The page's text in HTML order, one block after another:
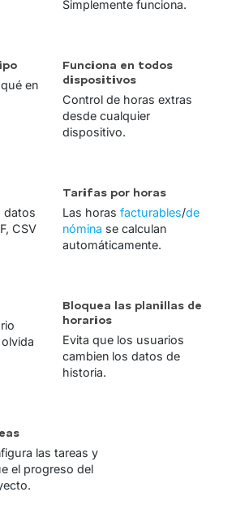
Simplemente funciona.
en
Funciona en todos
dispositivos
Control de horas extras
desde cualquier
dispositivo.
datos
CSV
Tarifas por horas
Las horasfacturables/de
nómina se calculan
automáticamente.
Bloquea las planillas de
horarios
Evita que los usuarios
cambien los datos de
historia.
las tareas y
el progreso del